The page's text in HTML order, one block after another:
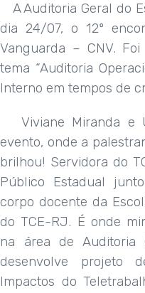
A Auditoria Geral do
dia 24/07, o 12º
Vanguarda – CNV.
tema “Auditoria
Interno em tempos de
Viviane Miranda e
evento, onde a
brilhou! Servidora do
Público Estadual
corpo docente da
do TCE-RJ. É onde
na área de Auditoria
desenvolve projeto
Impactos do